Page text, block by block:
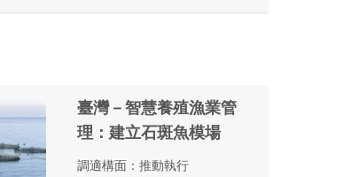
臺灣－智慧養殖漁業管
理：建立石斑魚模場
調適構面：推動執行